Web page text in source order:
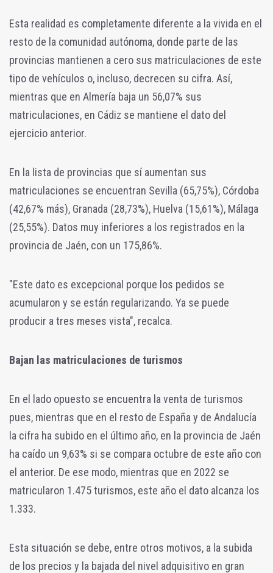
Esta realidad es completamente diferente a la vivida en el
resto de la comunidad autónoma, donde parte de las
provincias mantienen a cero sus matriculaciones de este
tipo de vehículos o, incluso, decrecen su cifra. Así,
mientras que en Almería baja un 56,07% sus
matriculaciones, en Cádiz se mantiene el dato del
ejercicio anterior.
En la lista de provincias que sí aumentan sus
matriculaciones se encuentran Sevilla (65,75%), Córdoba
(42,67% más), Granada (28,73%), Huelva (15,61%), Málaga
(25,55%). Datos muy inferiores a los registrados en la
provincia de Jaén, con un 175,86%.
"Este dato es excepcional porque los pedidos se
acumularon y se están regularizando. Ya se puede
producir a tres meses vista", recalca.
Bajan las matriculaciones de turismos
En el lado opuesto se encuentra la venta de turismos
pues, mientras que en el resto de España y de Andalucía
la cifra ha subido en el último año, en la provincia de Jaén
ha caído un 9,63% si se compara octubre de este año con
el anterior. De ese modo, mientras que en 2022 se
matricularon 1.475 turismos, este año el dato alcanza los
1.333.
Esta situación se debe, entre otros motivos, a la subida
de los precios y la bajada del nivel adquisitivo en gran